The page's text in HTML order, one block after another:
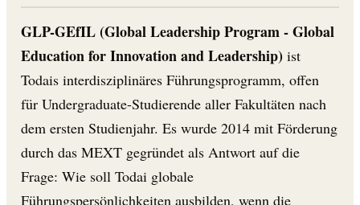
GLP-GEfIL (Global Leadership Program - Global
Education for Innovation and Leadership) ist
Todais interdisziplinäres Führungsprogramm, offen
für Undergraduate-Studierende aller Fakultäten nach
dem ersten Studienjahr. Es wurde 2014 mit Förderung
durch das MEXT gegründet als Antwort auf die
Frage: Wie soll Todai globale
Führungspersönlichkeiten ausbilden, wenn die